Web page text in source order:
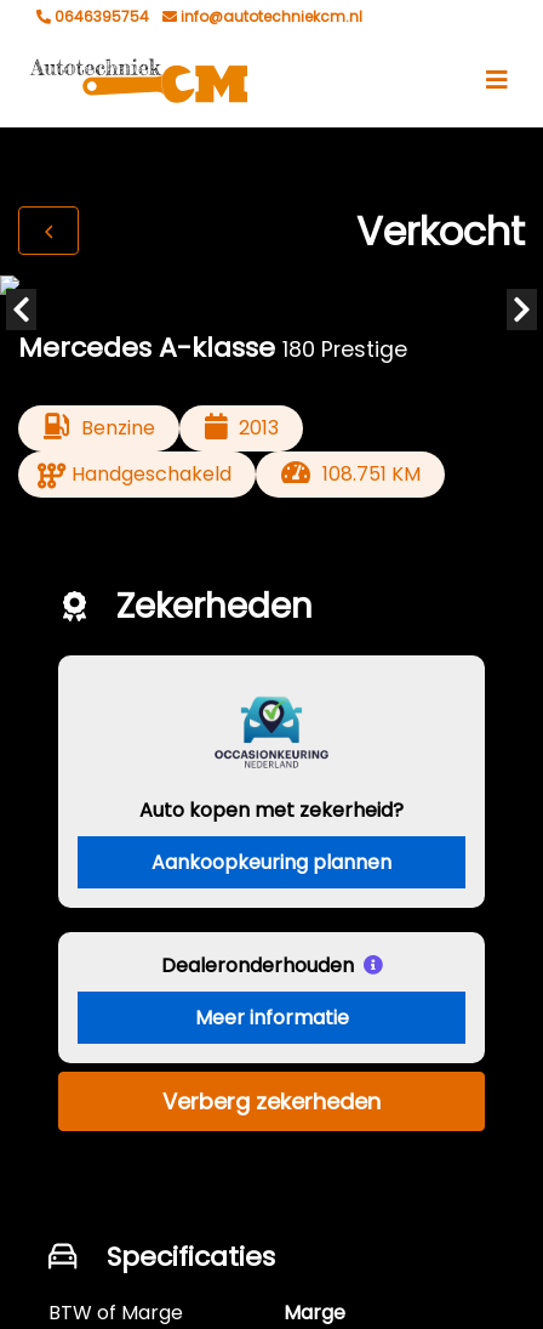
0646395754 info@autotechniekcm.nl
Verkocht
Mercedes A-klasse 180 Prestige
Benzine
2013
Handgeschakeld
108.751 KM
Zekerheden
Auto kopen met zekerheid?
Aankoopkeuring plannen
Dealeronderhouden
Meer informatie
Verberg zekerheden
Specificaties
BTW of Marge
Marge